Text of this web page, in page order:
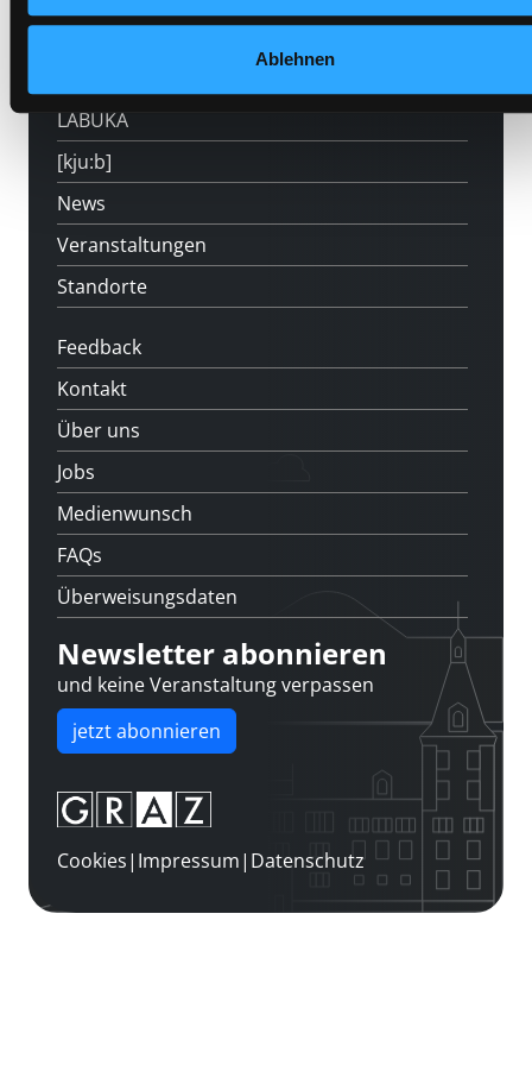
Ablehnen
LABUKA
[kju:b]
News
Veranstaltungen
Standorte
Feedback
Kontakt
Über uns
Jobs
Medienwunsch
FAQs
Überweisungsdaten
Newsletter abonnieren
und keine Veranstaltung verpassen
jetzt abonnieren
Cookies| Impressum| Datenschutz